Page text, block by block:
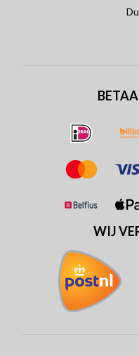
WIJ